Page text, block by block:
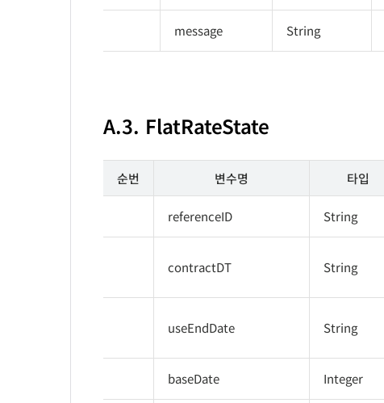
message String
A.3. FlatRateState
순번 변수명 타입
referenceID String
contractDT String
useEndDate String
baseDate Integer